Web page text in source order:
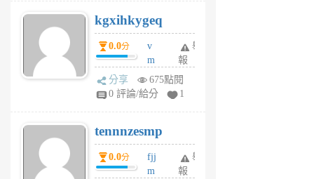
6
個
月
前
kgxihkygeq
0.0分
v
m
sg
sr
6
個
月
前
舉
報
分享
675點閱
0 評論/給分
1
tennnzesmp
0.0分
fjj
m
舉
報